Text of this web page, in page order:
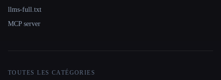
llms-full.txt
MCP server
TOUTES LES CATÉGORIES